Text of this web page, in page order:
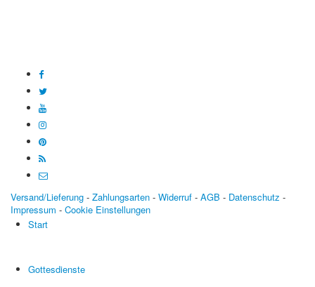
Versand/Lieferung - Zahlungsarten - Widerruf - AGB - Datenschutz -
Impressum - Cookie Einstellungen
Start
Gottesdienste